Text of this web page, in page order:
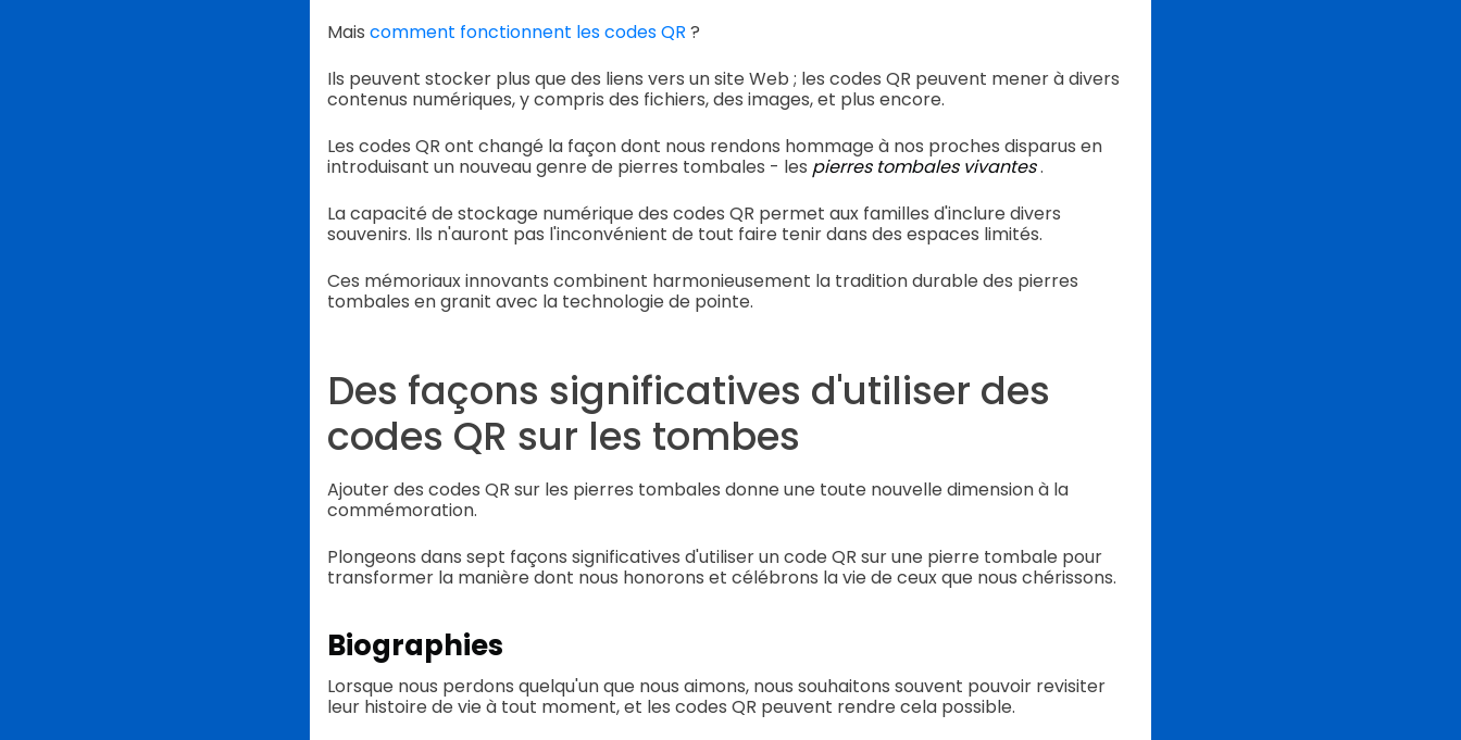
Mais comment fonctionnent les codes QR ?
Ils peuvent stocker plus que des liens vers un site Web ; les codes QR peuvent mener à divers
contenus numériques, y compris des fichiers, des images, et plus encore.
Les codes QR ont changé la façon dont nous rendons hommage à nos proches disparus en
introduisant un nouveau genre de pierres tombales - les pierres tombales vivantes.
La capacité de stockage numérique des codes QR permet aux familles d'inclure divers
souvenirs. Ils n'auront pas l'inconvénient de tout faire tenir dans des espaces limités.
Ces mémoriaux innovants combinent harmonieusement la tradition durable des pierres
tombales en granit avec la technologie de pointe.
Des façons significatives d'utiliser des
codes QR sur les tombes
Ajouter des codes QR sur les pierres tombales donne une toute nouvelle dimension à la
commémoration.
Plongeons dans sept façons significatives d'utiliser un code QR sur une pierre tombale pour
transformer la manière dont nous honorons et célébrons la vie de ceux que nous chérissons.
Biographies
Lorsque nous perdons quelqu'un que nous aimons, nous souhaitons souvent pouvoir revisiter
leur histoire de vie à tout moment, et les codes QR peuvent rendre cela possible.